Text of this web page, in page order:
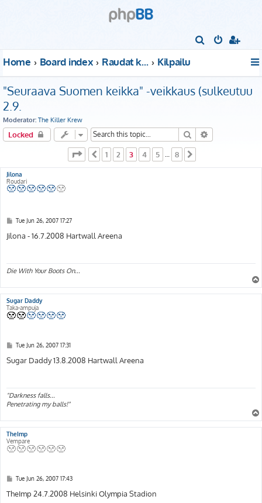
c
Home Board index Raudat kattoon! Kilpailu
"Seuraava Suomen keikka" -veikkaus (sulkeutuu
2.9.
Moderator: The Killer Krew
Locked Search
Page 3of8
Previous
1 2 3 4 5 8
Jilona
Roudari
P
s
t
Tue Jun 26, 2007 17:27
Jilona - 16.7.2008 Hartwall Areena
Die With Your Boots On...
Sugar Daddy
Taka-ampuja
P
s
t
Tue Jun 26, 2007 17:31
Sugar Daddy 13.8.2008 Hartwall Areena
"Darkness falls...
Penetrating my balls!"
TheImp
Vempare
P
s
t
Tue Jun 26, 2007 17:43
TheImp 24.7.2008 Helsinki Olympia Stadion